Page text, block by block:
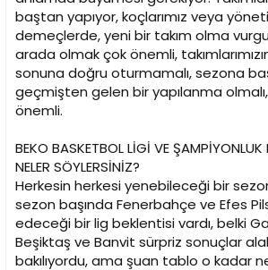
baştan yapıyor, koçlarımız veya
demeçlerde, yeni bir takım olma
arada olmak çok önemli,
sonuna doğru oturmamalı, sezona
geçmişten gelen bir yapılanma
önemli.
BEKO BASKETBOL LİGİ VE
NELER SÖYLERSİNİZ?
Herkesin herkesi yenebileceği bir
sezon başında Fenerbahçe ve Efes
edeceği bir lig beklentisi vardı, belki
Beşiktaş ve Banvit sürpriz sonuçlar
bakılıyordu, ama şuan tablo o kadar